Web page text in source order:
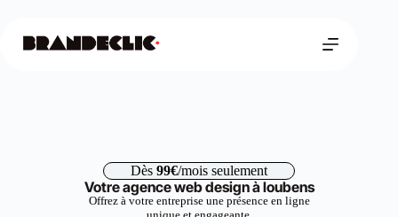
Dès 99€/mois seulement
Votre agence web design à loubens
Offrez à votre entreprise une présence en ligne